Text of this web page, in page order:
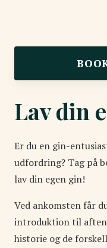
Lav din
Er du en gin-
udfordring? Tag på
lav din egen gin!
Ved ankomsten får
introduktion til
historie og de